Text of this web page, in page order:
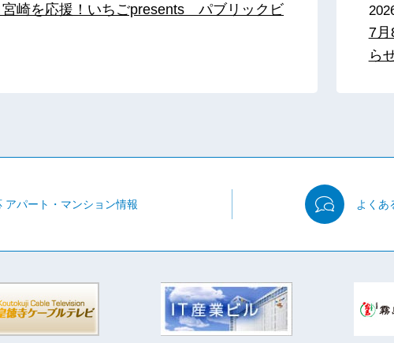
宮崎を応援！いちごpresents パブリックビ
7
ら
アパート・マンション情報 よくあ